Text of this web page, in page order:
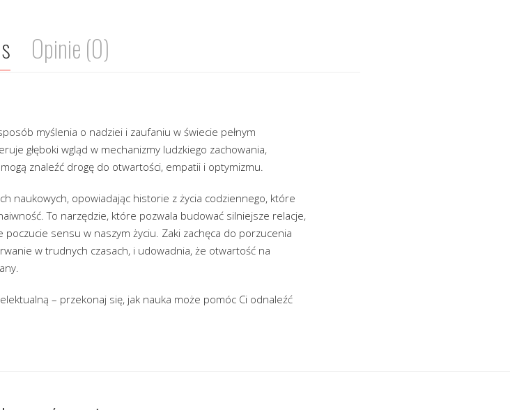
Opinie (0)
myślenia o nadziei i zaufaniu w świecie pełnym
głęboki wgląd w mechanizmy ludzkiego zachowania,
znaleźć drogę do otwartości, empatii i optymizmu.
naukowych, opowiadając historie z życia codziennego, które
To narzędzie, które pozwala budować silniejsze relacje,
poczucie sensu w naszym życiu. Zaki zachęca do porzucenia
w trudnych czasach, i udowadnia, że otwartość na
– przekonaj się, jak nauka może pomóc Ci odnaleźć